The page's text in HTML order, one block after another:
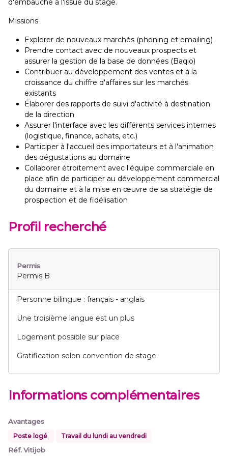
d'embauche à l'issue du stage.
Missions
Explorer de nouveaux marchés (phoning et emailing)
Prendre contact avec de nouveaux prospects et
assurer la gestion de la base de données (Baqio)
Contribuer au développement des ventes et à la
croissance du chiffre d'affaires sur les marchés
existants
Élaborer des rapports de suivi d'activité à destination
de la direction
Assurer l'interface avec les différents services internes
(logistique, finance, achats, etc.)
Participer à l'accueil des importateurs et à l'animation
des dégustations au domaine
Collaborer étroitement avec l'équipe commerciale en
place afin de participer au développement commercial
du domaine et à la mise en œuvre de sa stratégie de
prospection et de fidélisation
Profil recherché
Permis
Permis B
Personne bilingue : français - anglais
Une troisième langue est un plus
Logement possible sur place
Gratification selon convention de stage
Informations complémentaires
Avantages
Poste logé Travail du lundi au vendredi
Réf. Vitijob